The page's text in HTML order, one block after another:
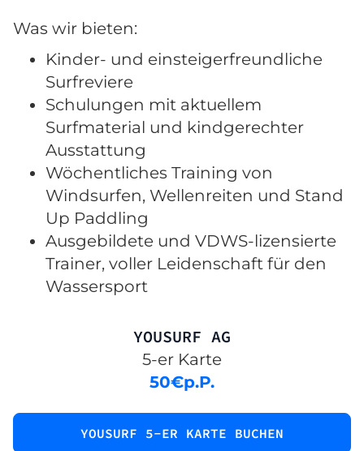
Was wir bieten:
Kinder- und einsteigerfreundliche
Surfreviere
Schulungen mit aktuellem
Surfmaterial und kindgerechter
Ausstattung
Wöchentliches Training von
Windsurfen, Wellenreiten und Stand
Up Paddling
Ausgebildete und VDWS-lizensierte
Trainer, voller Leidenschaft für den
Wassersport
YOUSURF AG
5-er Karte
50€p.P.
YOUSURF 5-ER KARTE BUCHEN